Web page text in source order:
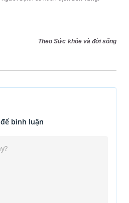
Theo Sức khỏe và đời sống
để bình luận